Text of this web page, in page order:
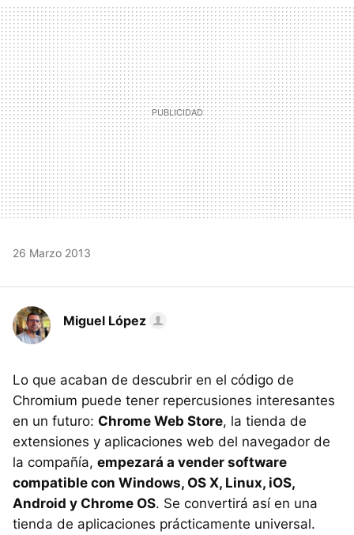
MAIL
26 Marzo 2013
Miguel López
Lo que acaban de descubrir en el código de
Chromium puede tener repercusiones interesantes
en un futuro: Chrome Web Store, la tienda de
extensiones y aplicaciones web del navegador de
la compañía, empezará a vender software
compatible con Windows, OS X, Linux, iOS,
Android y Chrome OS. Se convertirá así en una
tienda de aplicaciones prácticamente universal.